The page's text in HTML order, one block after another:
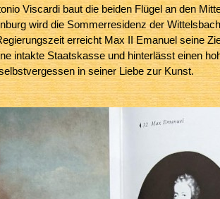
Viscardi baut die beiden Flügel an den
wird die Sommerresidenz der
erreicht Max II Emanuel seine
intakte Staatskasse und hinterlässt einen
in seiner Liebe zur Kunst.